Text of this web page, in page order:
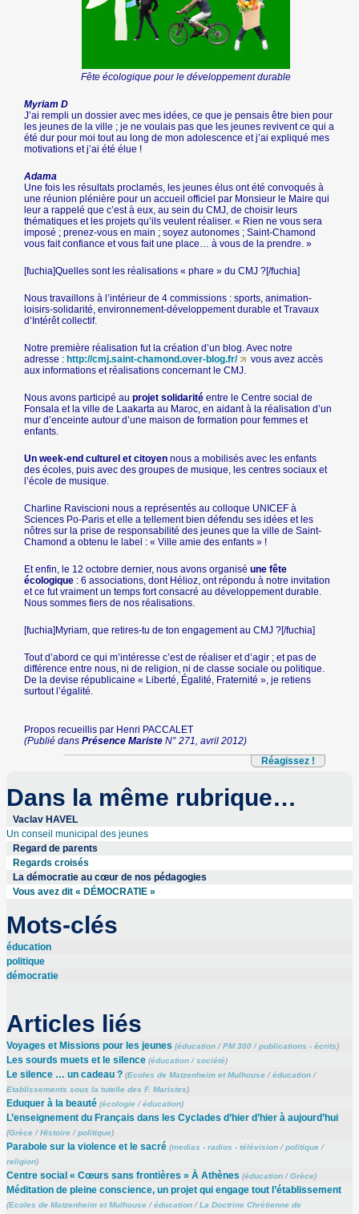
Fête écologique pour le développement durable
Myriam D
J’ai rempli un dossier avec mes idées, ce que je pensais être bien pour
les jeunes de la ville ; je ne voulais pas que les jeunes revivent ce qui a
été dur pour moi tout au long de mon adolescence et j’ai expliqué mes
motivations et j’ai été élue !
Adama
Une fois les résultats proclamés, les jeunes élus ont été convoqués à
une réunion plénière pour un accueil officiel par Monsieur le Maire qui
leur a rappelé que c’est à eux, au sein du CMJ, de choisir leurs
thématiques et les projets qu’ils veulent réaliser. « Rien ne vous sera
imposé ; prenez-vous en main ; soyez autonomes ; Saint-Chamond
vous fait confiance et vous fait une place… à vous de la prendre. »
[fuchia]Quelles sont les réalisations « phare » du CMJ ?[/fuchia]
Nous travaillons à l’intérieur de 4 commissions : sports, animation-
loisirs-solidarité, environnement-développement durable et Travaux
d’Intérêt collectif.
Notre première réalisation fut la création d’un blog. Avec notre
adresse : http://cmj.saint-chamond.over-blog.fr/
vous avez accès
aux informations et réalisations concernant le CMJ.
Nous avons participé auprojet solidarité entre le Centre social de
Fonsala et la ville de Laakarta au Maroc, en aidant à la réalisation d’un
mur d’enceinte autour d’une maison de formation pour femmes et
enfants.
Un week-end culturel et citoyen nous a mobilisés avec les enfants
des écoles, puis avec des groupes de musique, les centres sociaux et
l’école de musique.
Charline Raviscioni nous a représentés au colloque UNICEF à
Sciences Po-Paris et elle a tellement bien défendu ses idées et les
nôtres sur la prise de responsabilité des jeunes que la ville de Saint-
Chamond a obtenu le label : « Ville amie des enfants » !
Et enfin, le 12 octobre dernier, nous avons organiséune fête
écologique : 6 associations, dont Hélioz, ont répondu à notre invitation
et ce fut vraiment un temps fort consacré au développement durable.
Nous sommes fiers de nos réalisations.
[fuchia]Myriam, que retires-tu de ton engagement au CMJ ?[/fuchia]
Tout d’abord ce qui m’intéresse c’est de réaliser et d’agir ; et pas de
différence entre nous, ni de religion, ni de classe sociale ou politique.
De la devise républicaine « Liberté, Égalité, Fraternité », je retiens
surtout l’égalité.
Propos recueillis par Henri PACCALET
(Publié dansPrésence Mariste N° 271, avril 2012)
Réagissez !
Dans la même rubrique…
Vaclav HAVEL
Un conseil municipal des jeunes
Regard de parents
Regards croisés
La démocratie au cœur de nos pédagogies
Vous avez dit « DÉMOCRATIE »
Mots-clés
éducation
politique
démocratie
Articles liés
Voyages et Missions pour les jeunes (éducation/PM 300/publications - écrits)
Les sourds muets et le silence (éducation/société)
Le silence … un cadeau ? (Ecoles de Matzenheim et Mulhouse/éducation/
Etablissements sous la tutelle des F. Maristes)
Eduquer à la beauté (écologie/éducation)
L’enseignement du Français dans les Cyclades d’hier d’hier à aujourd’hui
(Grèce/Histoire/politique)
Parabole sur la violence et le sacré (medias - radios - télévision/politique/
religion)
Centre social « Cœurs sans frontières » À Athènes (éducation/Grèce)
Méditation de pleine conscience, un projet qui engage tout l’établissement
(Ecoles de Matzenheim et Mulhouse/éducation/La Doctrine Chrétienne de